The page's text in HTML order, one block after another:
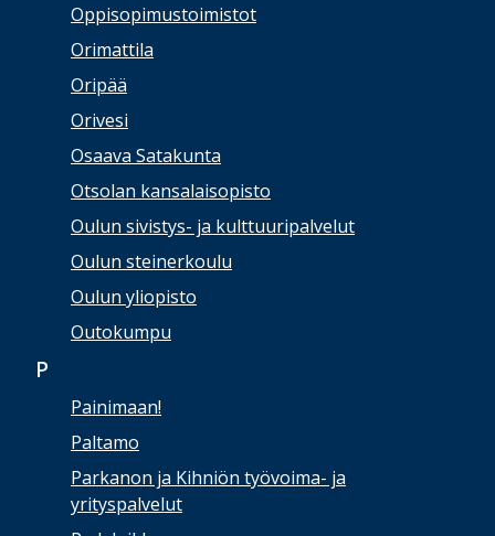
Oppisopimustoimistot
Orimattila
Oripää
Orivesi
Osaava Satakunta
Otsolan kansalaisopisto
Oulun sivistys- ja kulttuuripalvelut
Oulun steinerkoulu
Oulun yliopisto
Outokumpu
P
Painimaan!
Paltamo
Parkanon ja Kihniön työvoima- ja
yrityspalvelut